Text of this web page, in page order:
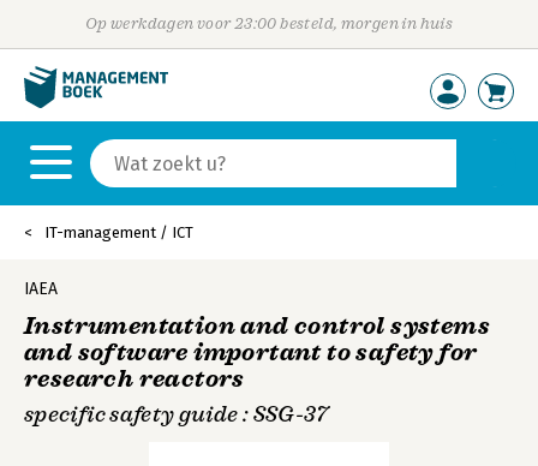
Op werkdagen voor 23:00 besteld, morgen in huis
IT-management / ICT
IAEA
Instrumentation and control systems
and software important to safety for
research reactors
specific safety guide : SSG-37